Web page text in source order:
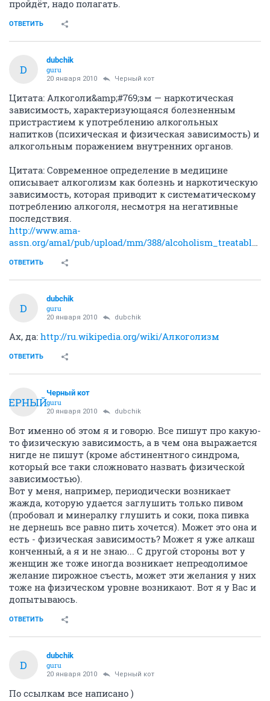
пройдёт, надо полагать.
ОТВЕТИТЬ
D
dubchik
guru
20 января 2010 Черный кот
Цитата: Алкоголи&amp;#769;зм — наркотическая
зависимость, характеризующаяся болезненным
пристрастием к употреблению алкогольных
напитков (психическая и физическая зависимость) и
алкогольным поражением внутренних органов.
Цитата: Современное определение в медицине
описывает алкоголизм как болезнь и наркотическую
зависимость, которая приводит к систематическому
потреблению алкоголя, несмотря на негативные
последствия.
http://www.ama-
assn.org/ama1/pub/upload/mm/388/alcoholism_treatable.pdf
ОТВЕТИТЬ
D
dubchik
guru
20 января 2010 dubchik
Ах, да: http://ru.wikipedia.org/wiki/Алкоголизм
ОТВЕТИТЬ
ЧЕРНЫЙ
Черный кот
guru
20 января 2010 dubchik
Вот именно об этом я и говорю. Все пишут про какую-
то физическую зависимость, а в чем она выражается
нигде не пишут (кроме абстинентного синдрома,
который все таки сложновато назвать физической
зависимостью).
Вот у меня, например, периодически возникает
жажда, которую удается заглушить только пивом
(пробовал и минералку глушить и соки, пока пивка
не дернешь все равно пить хочется). Может это она и
есть - физическая зависимость? Может я уже алкаш
конченный, а я и не знаю... С другой стороны вот у
женщин же тоже иногда возникает непреодолимое
желание пирожное съесть, может эти желания у них
тоже на физическом уровне возникают. Вот я у Вас и
допытываюсь.
ОТВЕТИТЬ
D
dubchik
guru
20 января 2010 Черный кот
По ссылкам все написано )